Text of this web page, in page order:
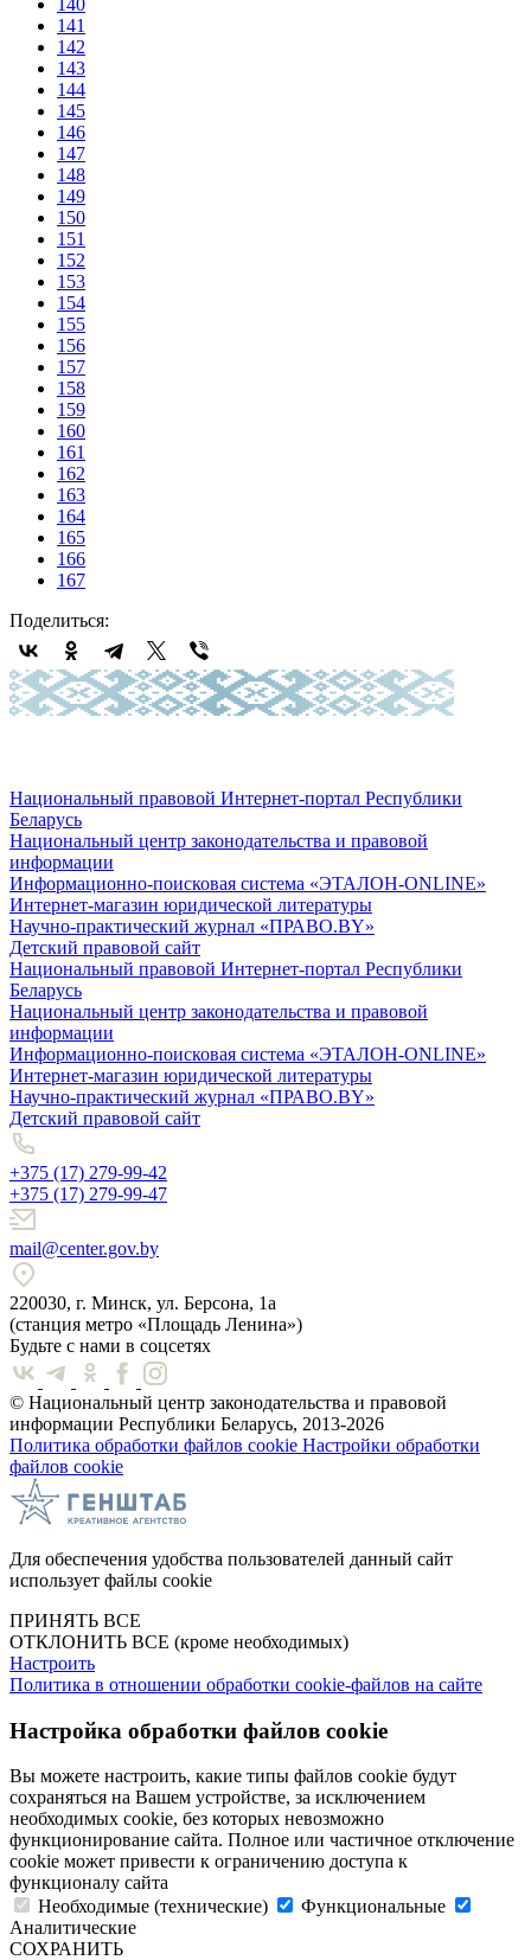
141
142
143
144
145
146
147
148
149
150
151
152
153
154
155
156
157
158
159
160
161
162
163
164
165
166
167
Поделиться:
Национальный правовой Интернет-портал Республики
Беларусь
Национальный центр законодательства и правовой
информации
Информационно-поисковая система «ЭТАЛОН-ONLINE»
Интернет-магазин юридической литературы
Научно-практический журнал «ПРАВО.BY»
Детский правовой сайт
Национальный правовой Интернет-портал Республики
Беларусь
Национальный центр законодательства и правовой
информации
Информационно-поисковая система «ЭТАЛОН-ONLINE»
Интернет-магазин юридической литературы
Научно-практический журнал «ПРАВО.BY»
Детский правовой сайт
+375 (17) 279-99-42
+375 (17) 279-99-47
mail@center.gov.by
220030, г. Минск, ул. Берсона, 1а
(станция метро «Площадь Ленина»)
Будьте с нами в соцсетях
© Национальный центр законодательства и правовой
информации Республики Беларусь, 2013-2026
Политика обработки файлов cookie Настройки обработки
файлов cookie
Для обеспечения удобства пользователей данный сайт
использует файлы cookie
ПРИНЯТЬ ВСЕ
ОТКЛОНИТЬ ВСЕ (кроме необходимых)
Настроить
Политика в отношении обработки cookie-файлов на сайте
Настройка обработки файлов cookie
Вы можете настроить, какие типы файлов cookie будут
сохраняться на Вашем устройстве, за исключением
необходимых cookie, без которых невозможно
функционирование сайта. Полное или частичное отключение
cookie может привести к ограничению доступа к
функционалу сайта
Необходимые (технические)
Функциональные
Аналитические
СОХРАНИТЬ